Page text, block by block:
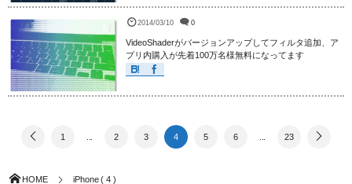
2014/03/10 0
VideoShaderがバージョンアップしてフィルタ追加、ア
プリ内購入が先着100万名様無料になってます
1 2 3 4 5 6 23
HOME iPhone ( 4 )